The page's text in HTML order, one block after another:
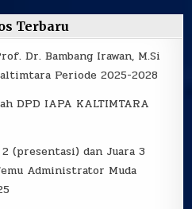
Terbaru
Dr. Bambang Irawan, M.Si
Periode 2025-2028
DPD IAPA KALTIMTARA
(presentasi) dan Juara 3
Administrator Muda